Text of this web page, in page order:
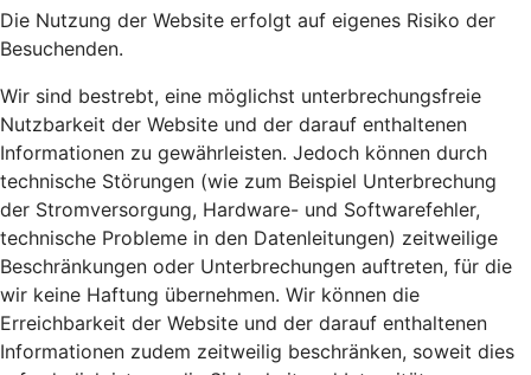
Die Nutzung der Website erfolgt auf eigenes Risiko der
Besuchenden.
Wir sind bestrebt, eine möglichst unterbrechungsfreie
Nutzbarkeit der Website und der darauf enthaltenen
Informationen zu gewährleisten. Jedoch können durch
technische Störungen (wie zum Beispiel Unterbrechung
der Stromversorgung, Hardware- und Softwarefehler,
technische Probleme in den Datenleitungen) zeitweilige
Beschränkungen oder Unterbrechungen auftreten, für die
wir keine Haftung übernehmen. Wir können die
Erreichbarkeit der Website und der darauf enthaltenen
Informationen zudem zeitweilig beschränken, soweit dies